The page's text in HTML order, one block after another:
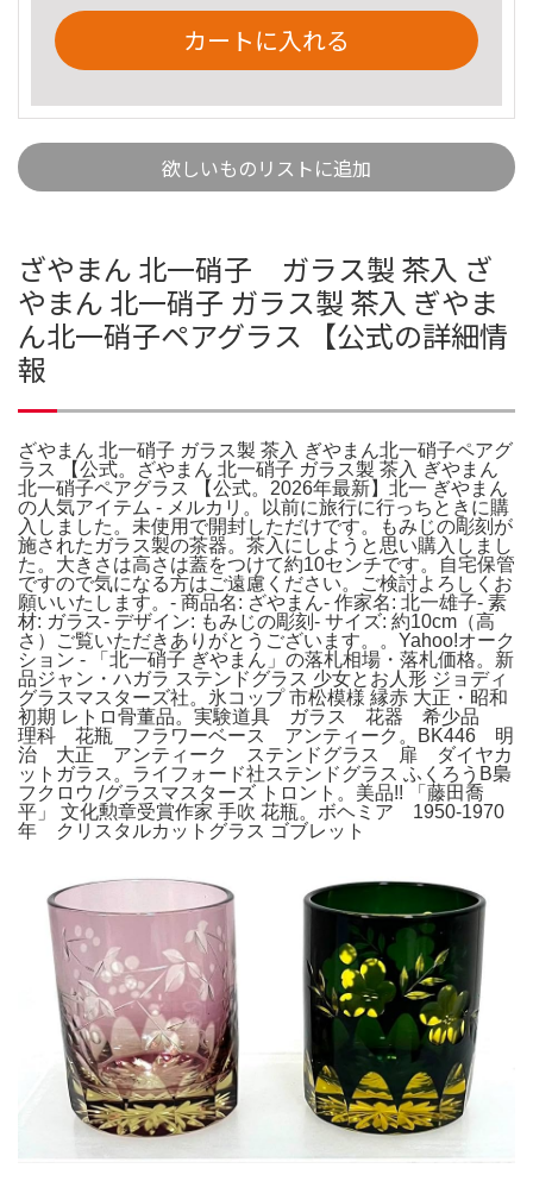
カートに入れる
欲しいものリストに追加
ざやまん 北一硝子 ガラス製 茶入 ざ
やまん 北一硝子 ガラス製 茶入 ぎやま
ん北一硝子ペアグラス 【公式の詳細情
報
ざやまん 北一硝子 ガラス製 茶入 ぎやまん北一硝子ペアグ
ラス 【公式。ざやまん 北一硝子 ガラス製 茶入 ぎやまん
北一硝子ペアグラス 【公式。2026年最新】北一 ぎやまん
の人気アイテム - メルカリ。以前に旅行に行っちときに購
入しました。未使用で開封しただけです。もみじの彫刻が
施されたガラス製の茶器。茶入にしようと思い購入しまし
た。大きさは高さは蓋をつけて約10センチです。自宅保管
ですので気になる方はご遠慮ください。ご検討よろしくお
願いいたします。- 商品名: ざやまん- 作家名: 北一雄子- 素
材: ガラス- デザイン: もみじの彫刻- サイズ: 約10cm（高
さ）ご覧いただきありがとうございます。。Yahoo!オーク
ション - 「北一硝子 ぎやまん」の落札相場・落札価格。新
品ジャン・ハガラ ステンドグラス 少女とお人形 ジョディ
グラスマスターズ社。氷コップ 市松模様 縁赤 大正・昭和
初期 レトロ骨董品。実験道具 ガラス 花器 希少品
理科 花瓶 フラワーベース アンティーク。BK446 明
治 大正 アンティーク ステンドグラス 扉 ダイヤカ
ットガラス。ライフォード社ステンドグラス ふくろうB梟
フクロウ /グラスマスターズ トロント。美品!! 「藤田喬
平」 文化勲章受賞作家 手吹 花瓶。ボヘミア 1950-1970
年 クリスタルカットグラス ゴブレット